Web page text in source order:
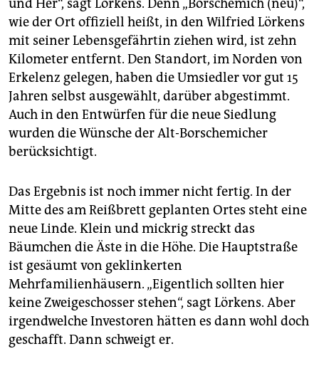
und Her“, sagt Lörkens. Denn „Borschemich (neu)“,
wie der Ort offiziell heißt, in den Wilfried Lörkens
mit seiner Lebensgefährtin ziehen wird, ist zehn
Kilometer entfernt. Den Standort, im Norden von
Erkelenz gelegen, haben die Umsiedler vor gut 15
Jahren selbst ausgewählt, darüber abgestimmt.
Auch in den Entwürfen für die neue Siedlung
wurden die Wünsche der Alt-Borschemicher
berücksichtigt.
Das Ergebnis ist noch immer nicht fertig. In der
Mitte des am Reißbrett geplanten Ortes steht eine
neue Linde. Klein und mickrig streckt das
Bäumchen die Äste in die Höhe. Die Hauptstraße
ist gesäumt von geklinkerten
Mehrfamilienhäusern. „Eigentlich sollten hier
keine Zweigeschosser stehen“, sagt Lörkens. Aber
irgendwelche Investoren hätten es dann wohl doch
geschafft. Dann schweigt er.